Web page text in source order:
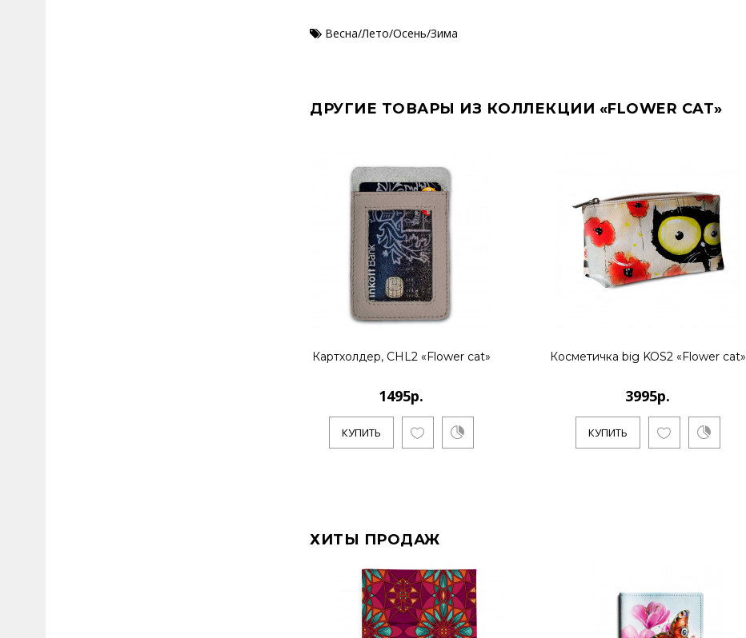
Весна/Лето/Осень/Зима
ДРУГИЕ ТОВАРЫ ИЗ КОЛЛЕКЦИИ «FLOWER CAT»
Картхолдер, CHL2 «Flower cat»
1495р.
КУПИТЬ
Косметичка big KOS2 «Flower cat»
3995р.
КУПИТЬ
ХИТЫ ПРОДАЖ